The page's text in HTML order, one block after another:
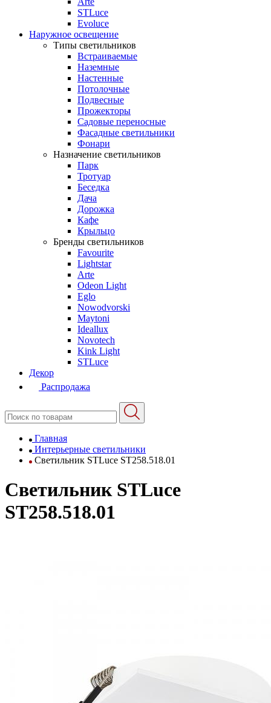
STLuce
Evoluce
Наружное освещение
Типы светильников
Встраиваемые
Наземные
Настенные
Потолочные
Подвесные
Прожекторы
Садовые переносные
Фасадные светильники
Фонари
Назначение светильников
Парк
Тротуар
Беседка
Дача
Дорожка
Кафе
Крыльцо
Бренды светильников
Favourite
Lightstar
Arte
Odeon Light
Eglo
Nowodvorski
Maytoni
Ideallux
Novotech
Kink Light
STLuce
Декор
Распродажа
Главная
Интерьерные светильники
Светильник STLuce ST258.518.01
Светильник STLuce
ST258.518.01